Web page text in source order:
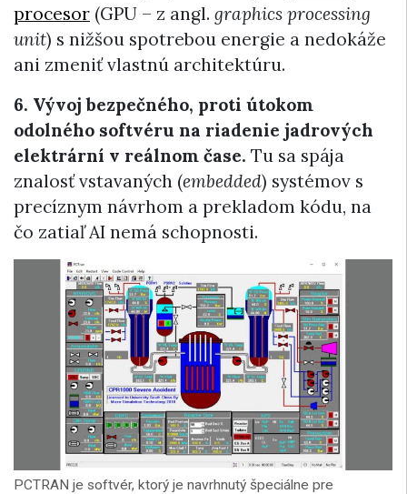
procesor (GPU – z angl. graphics processing
unit) s nižšou spotrebou energie a nedokáže
ani zmeniť vlastnú architektúru.
6. Vývoj bezpečného, proti útokom
odolného softvéru na riadenie jadrových
elektrární v reálnom čase. Tu sa spája
znalosť vstavaných (embedded) systémov s
precíznym návrhom a prekladom kódu, na
čo zatiaľ AI nemá schopnosti.
PCTRAN je softvér, ktorý je navrhnutý špeciálne pre